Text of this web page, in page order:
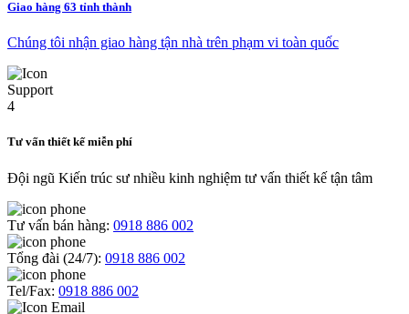
Giao hàng 63 tỉnh thành
Chúng tôi nhận giao hàng tận nhà trên phạm vi toàn quốc
Tư vấn thiết kế miễn phí
Đội ngũ Kiến trúc sư nhiều kinh nghiệm tư vấn thiết kế tận tâm
Tư vấn bán hàng: 0918 886 002
Tổng đài (24/7): 0918 886 002
Tel/Fax: 0918 886 002